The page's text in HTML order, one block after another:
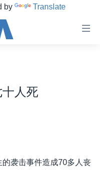
by Translate
人死
袭击事件造成70多人丧